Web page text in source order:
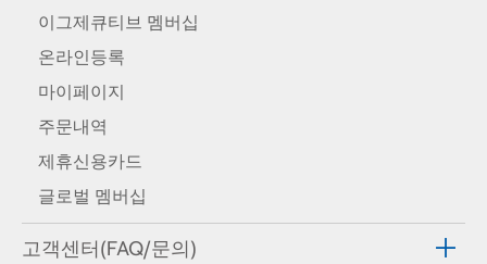
이그제큐티브 멤버십
온라인등록
마이페이지
주문내역
제휴신용카드
글로벌 멤버십
고객센터(FAQ/문의)